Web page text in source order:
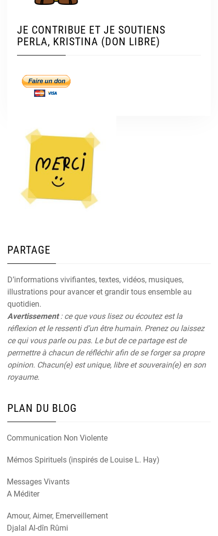
JE CONTRIBUE ET JE SOUTIENS
PERLA, KRISTINA (DON LIBRE)
PARTAGE
D’informations vivifiantes, textes, vidéos, musiques,
illustrations pour avancer et grandir tous ensemble au
quotidien.
Avertissement: ce que vous lisez ou écoutez est la
réflexion et le ressenti d’un être humain. Prenez ou laissez
ce qui vous parle ou pas. Le but de ce partage est de
permettre à chacun de réfléchir afin de se forger sa propre
opinion. Chacun(e) est unique, libre et souverain(e) en son
royaume.
PLAN DU BLOG
Communication Non Violente
Mémos Spirituels (inspirés de Louise L. Hay)
Messages Vivants
A Méditer
Amour, Aimer, Emerveillement
Djalal Al-dîn Rûmi